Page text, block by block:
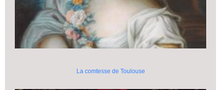
La comtesse de Toulouse